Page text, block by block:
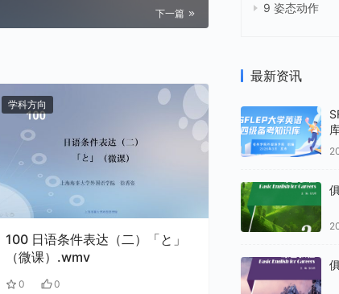
下一篇
学科方向
100 日语条件表达（二）「と」
（微课）.wmv
0 0
9 姿态动作
最新资讯